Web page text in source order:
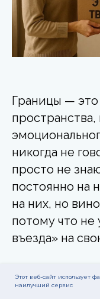
Границы — это
никогда не
просто не
постоянно на
на них, но
потому что не
въезда» на
Прямая
но
Этот веб-сайт использует
наилучший сервис